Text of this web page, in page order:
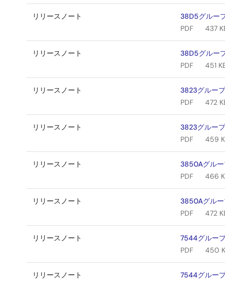
リリースノート
38D5グルー
PDF
437
リリースノート
38D5グルー
PDF
451
リリースノート
3823グルー
PDF
472
リリースノート
3823グルー
PDF
459
リリースノート
3850Aグル
PDF
466
リリースノート
3850Aグルー
PDF
472
リリースノート
7544グルー
PDF
450
リリースノート
7544グルー